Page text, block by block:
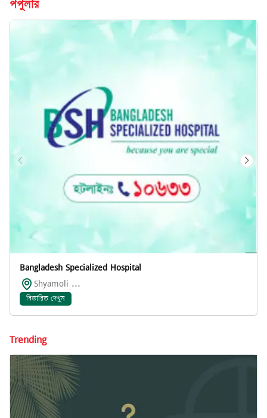
পপুলার
Bangladesh Specialized Hospital
Shyamoli ...
বিস্তারিত দেখুন
Trending